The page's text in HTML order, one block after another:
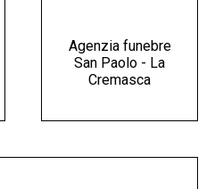
Agenzia funebre
San Paolo - La
Cremasca